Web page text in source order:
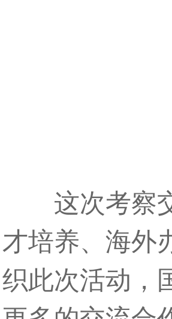
这次考察交
才培养、海外
织此次活动，